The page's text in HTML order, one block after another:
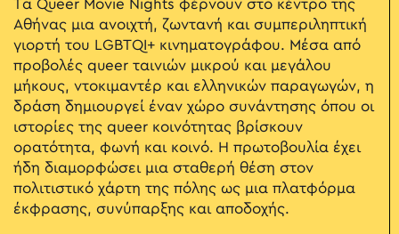
Τα Queer Movie Nights φέρνουν στο κέντρο της
Αθήνας μια ανοιχτή, ζωντανή και συμπεριληπτική
γιορτή του LGBTQI+ κινηματογράφου. Μέσα από
προβολές queer ταινιών μικρού και μεγάλου
μήκους, ντοκιμαντέρ και ελληνικών παραγωγών, η
δράση δημιουργεί έναν χώρο συνάντησης όπου οι
ιστορίες της queer κοινότητας βρίσκουν
ορατότητα, φωνή και κοινό. Η πρωτοβουλία έχει
ήδη διαμορφώσει μια σταθερή θέση στον
πολιτιστικό χάρτη της πόλης ως μια πλατφόρμα
έκφρασης, συνύπαρξης και αποδοχής.